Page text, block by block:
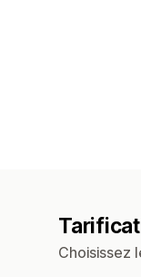
Choisissez